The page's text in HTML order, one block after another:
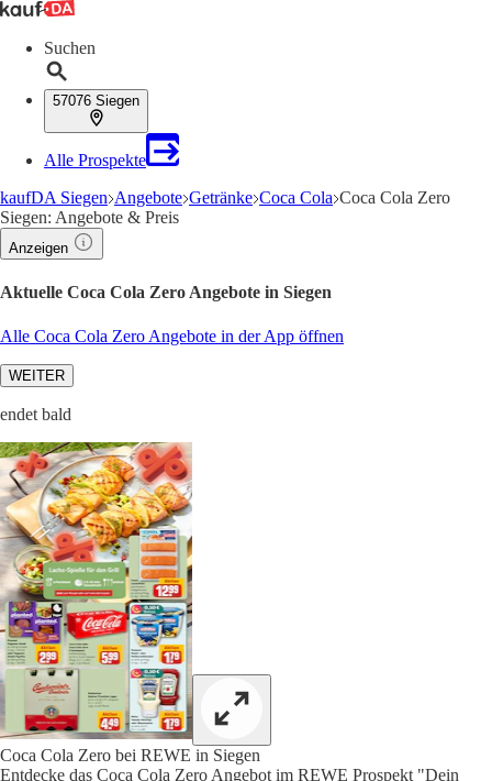
Suchen
57076 Siegen
Alle Prospekte
kaufDA Siegen Angebote Getränke Coca Cola Coca Cola Zero
Siegen: Angebote & Preis
Anzeigen
Aktuelle Coca Cola Zero Angebote in Siegen
Alle Coca Cola Zero Angebote in der App öffnen
WEITER
endet bald
Coca Cola Zero bei REWE in Siegen
Entdecke das Coca Cola Zero Angebot im REWE Prospekt "Dein